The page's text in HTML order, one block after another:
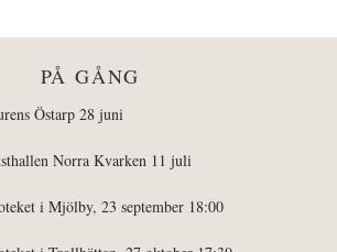
PÅ GÅNG
Östarp 28 juni
Norra Kvarken 11 juli
i Mjölby, 23 september 18:00